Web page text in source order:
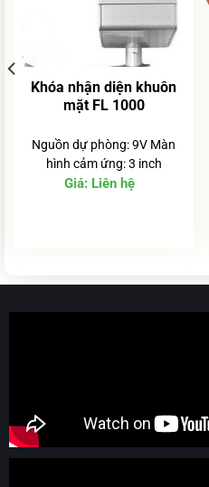
Khóa nhận diện khuôn
mặt FL 1000
Nguồn dự phòng: 9V Màn
hình cảm ứng: 3 inch
Giá: Liên hệ